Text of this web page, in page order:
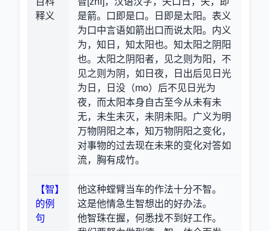
释义
是箭。口即是口。日即是太阳。表义
为口中言语如箭出口而说太阳。内义
为，知日，知太阳也。知太阳之阴阳
也。太阳之阴阳者，见之则为阳，不
见之则为阴，如日夜，日出后见日光
为日，日没（mo）后不见日光为
夜，而太阳本身自古至今从未有未
无，未生未灭，未阴未阳。广义为明
万物阴阳之本，知万物阴阳之变化，
对事物的过去现在未来的变化对答如
流，胸有成竹。
【智】
的例
句
他这种螳臂当车的作法十分不智。
这是他情急生智想出的好办法。
他智珠在握，何悉找不到好工作。